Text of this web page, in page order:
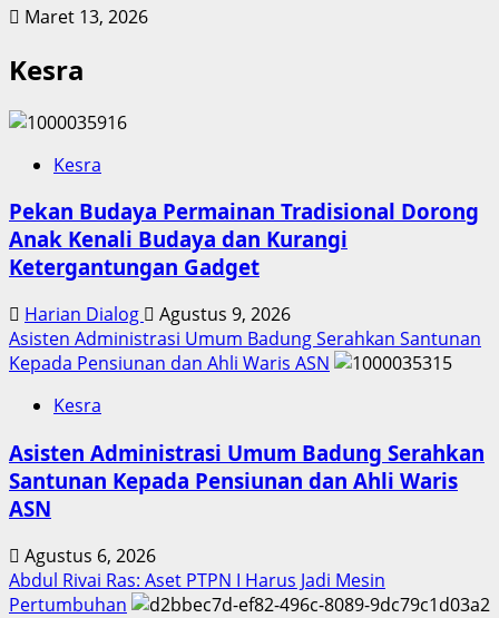
Maret 13, 2026
Kesra
Kesra
Pekan Budaya Permainan Tradisional Dorong
Anak Kenali Budaya dan Kurangi
Ketergantungan Gadget
Harian Dialog
Agustus 9, 2026
Asisten Administrasi Umum Badung Serahkan Santunan
Kepada Pensiunan dan Ahli Waris ASN
Kesra
Asisten Administrasi Umum Badung Serahkan
Santunan Kepada Pensiunan dan Ahli Waris
ASN
Agustus 6, 2026
Abdul Rivai Ras: Aset PTPN I Harus Jadi Mesin
Pertumbuhan